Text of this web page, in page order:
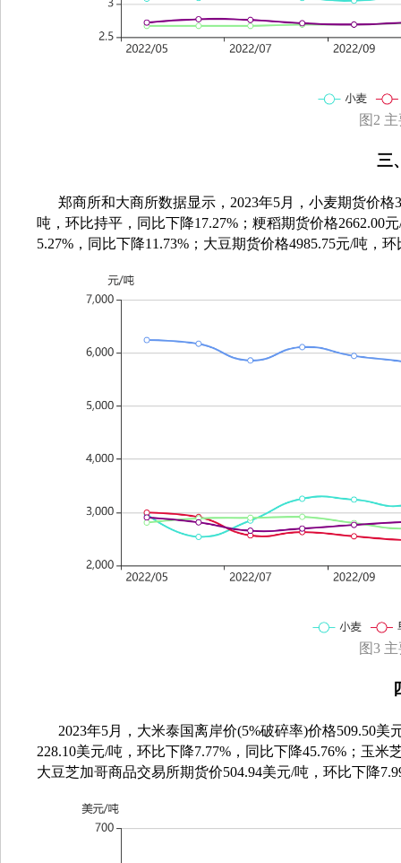
图2
三
郑商所和大商所数据显示， 2023年5月，小麦期货价格
吨，环比持平，同比下降17.27%；粳稻期货价格2662.00
5.27%，同比下降11.73%；大豆期货价格4985.75元/吨，
图3
2023年5月，大米泰国离岸价(5%破碎率)价格509.50美
228.10美元/吨，环比下降7.77% ，同比下降45.76% ；玉米
大豆芝加哥商品交易所期货价504.94美元/吨，环比下降